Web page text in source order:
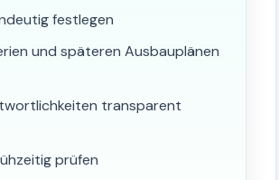
festlegen
und späteren Ausbauplänen
transparent
prüfen